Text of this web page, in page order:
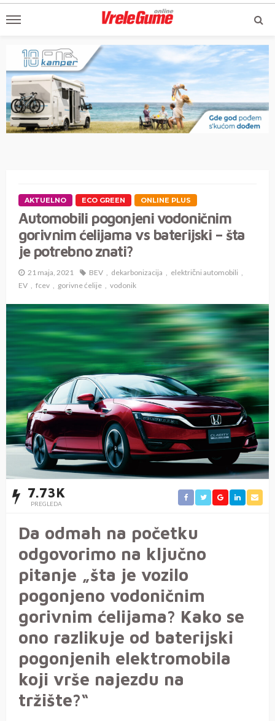
AKTUELNO ECO GREEN ONLINE PLUS
Automobili pogonjeni vodoničnim
gorivnim ćelijama vs baterijski – šta
je potrebno znati?
21 maja, 2021 BEV dekarbonizacija
električni automobili
EV
fcev gorivne ćelije vodonik
7.73K
PREGLEDA
Da odmah na početku
odgovorimo na ključno
pitanje „šta je vozilo
pogonjeno vodoničnim
gorivnim ćelijama? Kako se
ono razlikuje od baterijski
pogonjenih elektromobila
koji vrše najezdu na
tržište?“